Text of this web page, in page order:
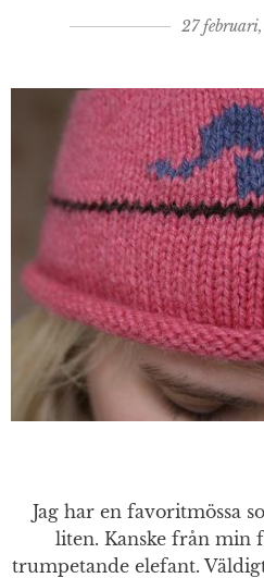
27
Jag har en favoritmössa
liten. Kanske från min
trumpetande elefant.